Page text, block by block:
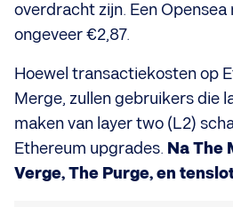
overdracht zijn. Een
ongeveer €2,87.
Hoewel transactiekosten op
Merge, zullen gebruikers die
maken van layer two (L2)
Ethereum upgrades. Na The
Verge, The Purge, en